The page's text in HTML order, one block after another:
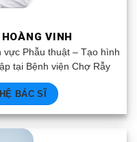
VINH
vực Phẫu thuật – Tạo hình
tại Bệnh viện Chợ Rẫy
BÁC SĨ